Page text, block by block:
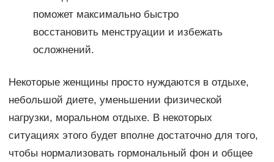
поможет максимально быстро
восстановить менструации и избежать
осложнений.
Некоторые женщины просто нуждаются в отдыхе,
небольшой диете, уменьшении физической
нагрузки, моральном отдыхе. В некоторых
ситуациях этого будет вполне достаточно для того,
чтобы нормализовать гормональный фон и общее